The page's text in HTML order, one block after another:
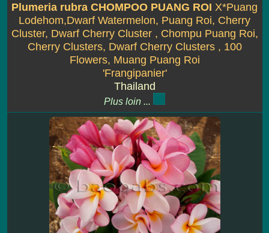
Plumeria rubra CHOMPOO PUANG ROI X*Puang
Lodehom,Dwarf Watermelon, Puang Roi, Cherry
Cluster, Dwarf Cherry Cluster , Chompu Puang Roi,
Cherry Clusters, Dwarf Cherry Clusters , 100
Flowers, Muang Puang Roi
'Frangipanier'
Thailand
Plus loin ...